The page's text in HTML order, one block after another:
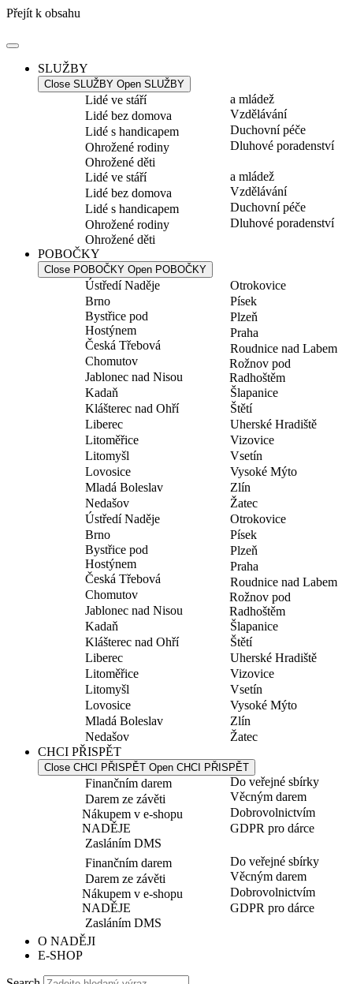
Přejít k obsahu
SLUŽBY
Close SLUŽBY Open SLUŽBY
Lidé ve stáří
Lidé bez domova
Lidé s handicapem
Ohrožené rodiny
Ohrožené děti
a mládež
Vzdělávání
Duchovní péče
Dluhové poradenství
Lidé ve stáří
Lidé bez domova
Lidé s handicapem
Ohrožené rodiny
Ohrožené děti
a mládež
Vzdělávání
Duchovní péče
Dluhové poradenství
POBOČKY
Close POBOČKY Open POBOČKY
Ústředí Naděje
Brno
Bystřice pod
Hostýnem
Česká Třebová
Chomutov
Jablonec nad Nisou
Kadaň
Klášterec nad Ohří
Liberec
Litoměřice
Litomyšl
Lovosice
Mladá Boleslav
Nedašov
Otrokovice
Písek
Plzeň
Praha
Roudnice nad Labem
Rožnov pod
Radhoštěm
Šlapanice
Štětí
Uherské Hradiště
Vizovice
Vsetín
Vysoké Mýto
Zlín
Žatec
Ústředí Naděje
Brno
Bystřice pod
Hostýnem
Česká Třebová
Chomutov
Jablonec nad Nisou
Kadaň
Klášterec nad Ohří
Liberec
Litoměřice
Litomyšl
Lovosice
Mladá Boleslav
Nedašov
Otrokovice
Písek
Plzeň
Praha
Roudnice nad Labem
Rožnov pod
Radhoštěm
Šlapanice
Štětí
Uherské Hradiště
Vizovice
Vsetín
Vysoké Mýto
Zlín
Žatec
CHCI PŘISPĚT
Close CHCI PŘISPĚT Open CHCI PŘISPĚT
Finančním darem
Darem ze závěti
Nákupem v e-shopu
NADĚJE
Zasláním DMS
Do veřejné sbírky
Věcným darem
Dobrovolnictvím
GDPR pro dárce
Finančním darem
Darem ze závěti
Nákupem v e-shopu
NADĚJE
Zasláním DMS
Do veřejné sbírky
Věcným darem
Dobrovolnictvím
GDPR pro dárce
O NADĚJI
E-SHOP